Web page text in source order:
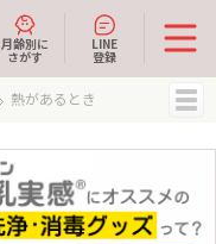
月齢別に
さがす
LINE
登録
熱があるとき